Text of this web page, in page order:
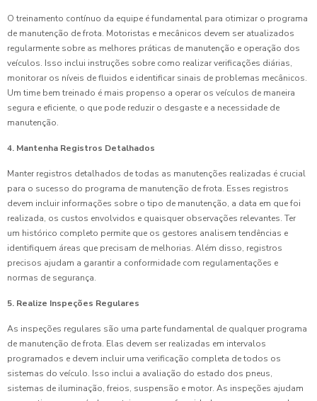
O treinamento contínuo da equipe é fundamental para otimizar o programa
de manutenção de frota. Motoristas e mecânicos devem ser atualizados
regularmente sobre as melhores práticas de manutenção e operação dos
veículos. Isso inclui instruções sobre como realizar verificações diárias,
monitorar os níveis de fluidos e identificar sinais de problemas mecânicos.
Um time bem treinado é mais propenso a operar os veículos de maneira
segura e eficiente, o que pode reduzir o desgaste e a necessidade de
manutenção.
4. Mantenha Registros Detalhados
Manter registros detalhados de todas as manutenções realizadas é crucial
para o sucesso do programa de manutenção de frota. Esses registros
devem incluir informações sobre o tipo de manutenção, a data em que foi
realizada, os custos envolvidos e quaisquer observações relevantes. Ter
um histórico completo permite que os gestores analisem tendências e
identifiquem áreas que precisam de melhorias. Além disso, registros
precisos ajudam a garantir a conformidade com regulamentações e
normas de segurança.
5. Realize Inspeções Regulares
As inspeções regulares são uma parte fundamental de qualquer programa
de manutenção de frota. Elas devem ser realizadas em intervalos
programados e devem incluir uma verificação completa de todos os
sistemas do veículo. Isso inclui a avaliação do estado dos pneus,
sistemas de iluminação, freios, suspensão e motor. As inspeções ajudam